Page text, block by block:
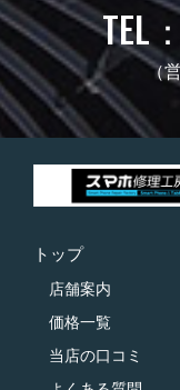
TEL
（
トップ
店舗案内
価格一覧
当店の口コミ